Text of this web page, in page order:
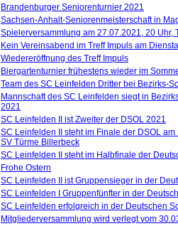
Brandenburger Seniorenturnier 2021
Sachsen-Anhalt-Seniorenmeisterschaft in
Spielerversammlung am 27.07.2021, 20 Uhr,
Kein Vereinsabend im Treff Impuls am
Wiedereröffnung des Treff Impuls
Biergartenturnier frühestens wieder im
Team des SC Leinfelden Dritter bei Bezirks-
Mannschaft des SC Leinfelden siegt in
2021
SC Leinfelden II ist Zweiter der DSOL 2021
SC Leinfelden II steht im Finale der DSOL
SV Türme Billerbeck
SC Leinfelden II steht im Halbfinale der
Frohe Ostern
SC Leinfelden II ist Gruppensieger in der
SC Leinfelden I Gruppenfünfter in der
SC Leinfelden erfolgreich in der Deutschen
Mitgliederversammlung wird verlegt vom